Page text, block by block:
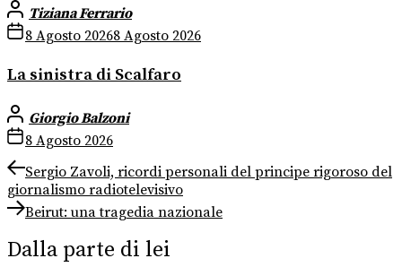
Tiziana Ferrario
8 Agosto 20268 Agosto 2026
La sinistra di Scalfaro
Giorgio Balzoni
8 Agosto 2026
Navigazione
articoli
Previous
post:
Sergio Zavoli, ricordi personali del principe rigoroso del
giornalismo radiotelevisivo
Next
Beirut: una tragedia nazionale
Dalla parte di lei